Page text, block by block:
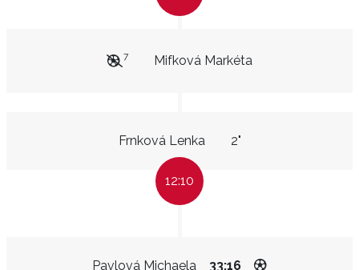
Mifková Markéta
7
Frnková Lenka 2"
12:10
Pavlová Michaela 33:16